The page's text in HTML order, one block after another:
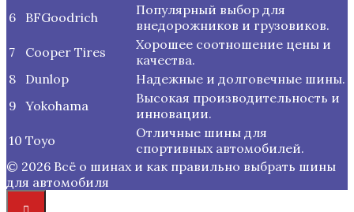
6
BFGoodrich
Популярный выбор для
внедорожников и грузовиков.
7
Cooper Tires
Хорошее соотношение цены и
качества.
8
Dunlop
Надежные и долговечные шины.
9 Yokohama
Высокая производительность и
инновации.
10 Toyo
Отличные шины для
спортивных автомобилей.
© 2026 Всё о шинах и как правильно выбрать шины
для автомобиля